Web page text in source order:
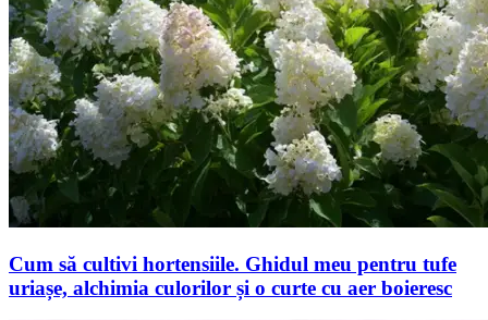
Cum să cultivi hortensiile. Ghidul meu pentru tufe
uriașe, alchimia culorilor și o curte cu aer boieresc